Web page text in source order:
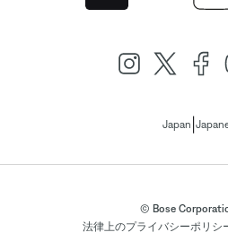
Japan
© Bose
法律上のプライバシーポリシ